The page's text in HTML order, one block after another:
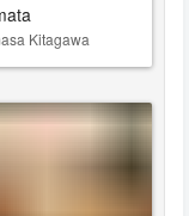
Kitagawa